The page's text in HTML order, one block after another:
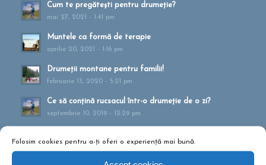
Folosim cookies pentru a-ți oferi o experiență mai bună.
Cum te pregătești pentru drumeție?
mai 27, 2021 - 1:41 pm
Muntele ca formă de terapie
aprilie 20, 2021 - 1:16 pm
Drumeții montane pentru familii!
februarie 13, 2020 - 5:21 pm
Ce să conțină rucsacul într-o drumeție de o zi?
septembrie 10, 2019 - 12:29 pm